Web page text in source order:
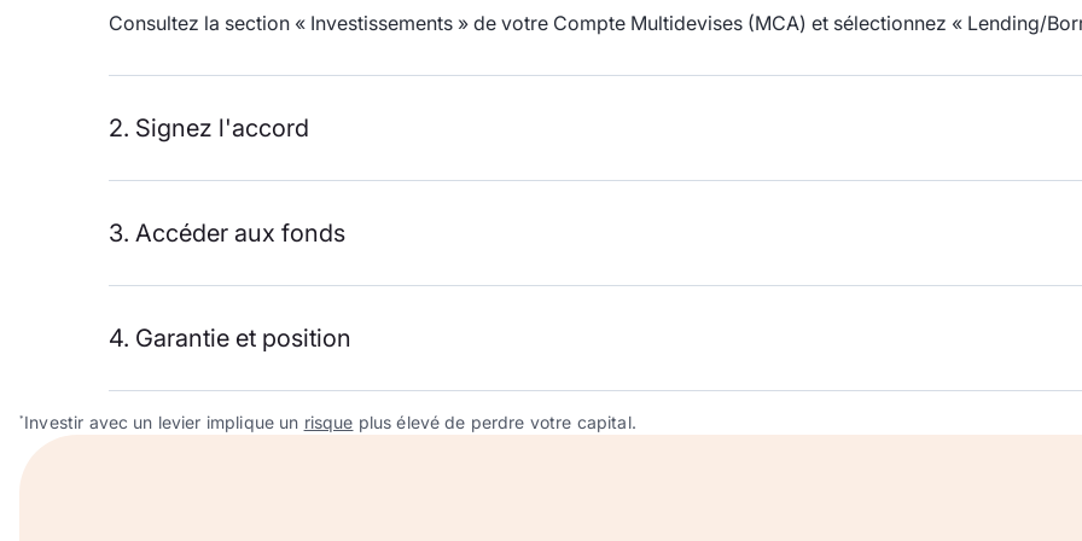
Consultez la section « Investissements » de votre Compte Multidevises (MCA) et sélectionnez « Lending/
2. Signez l'accord
3. Accéder aux fonds
4. Garantie et position
* Investir avec un levier implique un risque plus élevé de perdre votre capital.